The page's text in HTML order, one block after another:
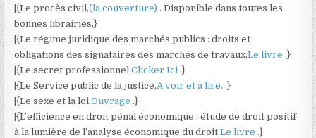
|{Le procès civil,(la couverture). Disponible dans toutes les
bonnes librairies.}
|{Le régime juridique des marchés publics : droits et
obligations des signataires des marchés de travaux,Le livre.}
|{Le secret professionnel,Clicker Ici.}
|{Le Service public de la justice,A voir et à lire..}
|{Le sexe et la loi,Ouvrage.}
|{L’efficience en droit pénal économique : étude de droit positif
à la lumière de l’analyse économique du droit,Le livre.}